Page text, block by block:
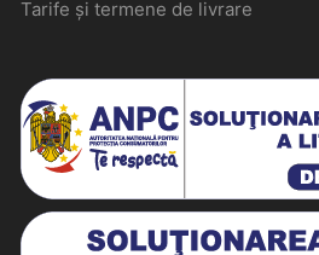
Tarife și termene de livrare